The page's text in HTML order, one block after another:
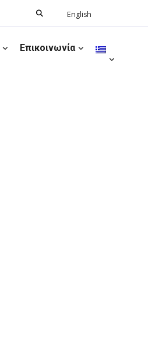
SearchEnglish
Επικοινωνία